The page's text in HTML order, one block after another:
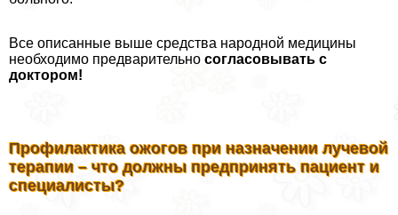
Все описанные выше средства народной медицины
необходимо предварительно согласовывать с
доктором!
Профилактика ожогов при назначении лучевой
терапии – что должны предпринять пациент и
специалисты?